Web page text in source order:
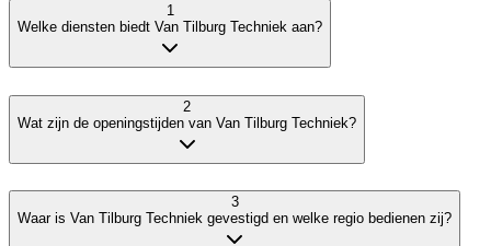
1
Welke diensten biedt Van Tilburg Techniek aan?
2
Wat zijn de openingstijden van Van Tilburg Techniek?
3
Waar is Van Tilburg Techniek gevestigd en welke regio bedienen zij?